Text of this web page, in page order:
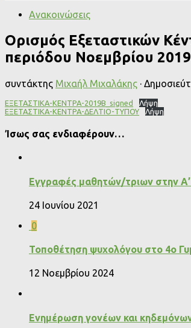
Ανακοινώσεις
Ορισμός Εξεταστικών
περιόδου Νοεμβρίου 2019
συντάκτης Μιχαήλ Μιχαλάκης ·
ΕΞΕΤΑΣΤΙΚΑ-ΚΕΝΤΡΑ-2019Β_signed
Λήψη
ΕΞΕΤΑΣΤΙΚΑ-ΚΕΝΤΡΑ-ΔΕΛΤΙΟ-ΤΥΠΟΥ
Λήψη
Ίσως σας ενδιαφέρουν…
Εγγραφές μαθητών/τριων στην Α’
24 Ιουνίου 2021
0
Τοποθέτηση ψυχολόγου στο 4ο
12 Νοεμβρίου 2024
Ενημέρωση γονέων και